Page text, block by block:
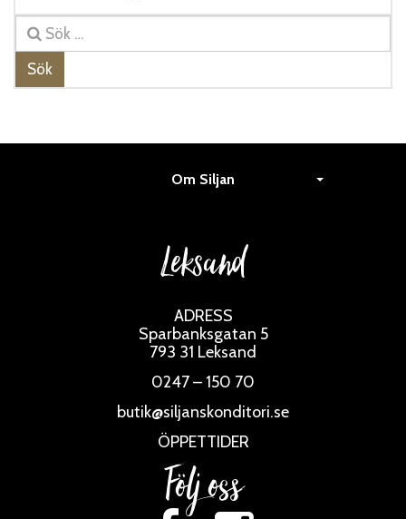
Sök
Om Siljan
Leksand
ADRESS
Sparbanksgatan 5
793 31 Leksand
0247 – 150 70
butik@siljanskonditori.se
ÖPPETTIDER
Följ oss